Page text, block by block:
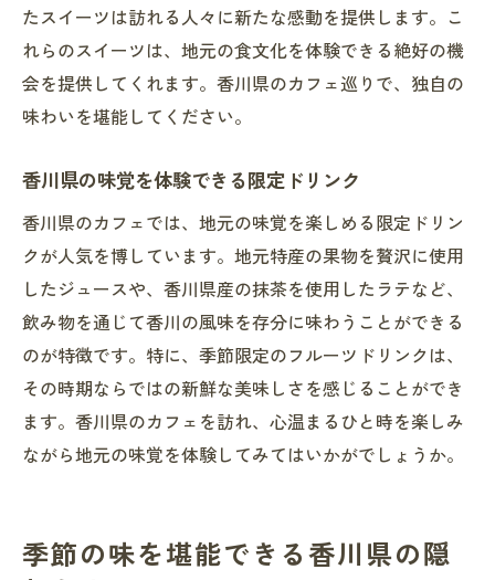
地元の朝採れ野菜を使った朝食メニュー
香川県産の新鮮な魚介類を楽しむランチ
地元の食材を使った贅沢ディナー
香川県の旬を楽しむサラダバー
地元の美味が詰まった香川県のカフェ体験
地元の文化を感じられるフードメニュー
香川県の名産物を使ったスイーツ体験
地元の風景を楽しむテラス席
地元の職人による手作り雑貨を販売するカ
フェ
春の野菜を使ったヘルシーメニュー
たスイーツは訪れる人々に新たな感動を提供します。こ
れらのスイーツは、地元の食文化を体験できる絶好の機
会を提供してくれます。香川県のカフェ巡りで、独自の
味わいを堪能してください。
香川県の味覚を体験できる限定ドリンク
香川県のカフェでは、地元の味覚を楽しめる限定ドリン
クが人気を博しています。地元特産の果物を贅沢に使用
したジュースや、香川県産の抹茶を使用したラテなど、
飲み物を通じて香川の風味を存分に味わうことができる
のが特徴です。特に、季節限定のフルーツドリンクは、
その時期ならではの新鮮な美味しさを感じることができ
ます。香川県のカフェを訪れ、心温まるひと時を楽しみ
ながら地元の味覚を体験してみてはいかがでしょうか。
季節の味を堪能できる香川県の隠